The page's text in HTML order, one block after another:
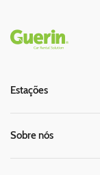
Rodapé
Estações
Sobre nós